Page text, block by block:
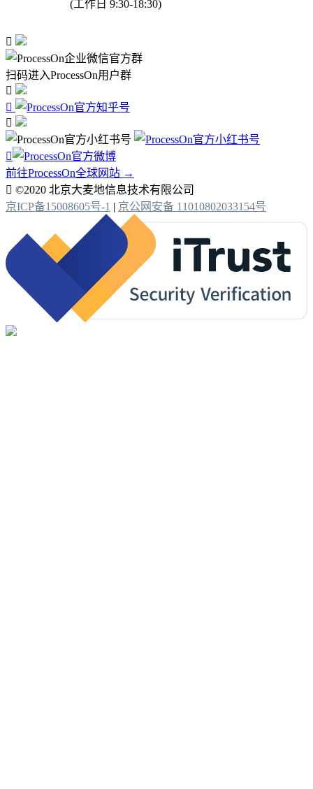
(工作日 9:30-18:30)

扫码进入ProcessOn用户群




前往ProcessOn全球网站 →
 ©2020 北京大麦地信息技术有限公司
京ICP备15008605号-1 | 京公网安备 11010802033154号